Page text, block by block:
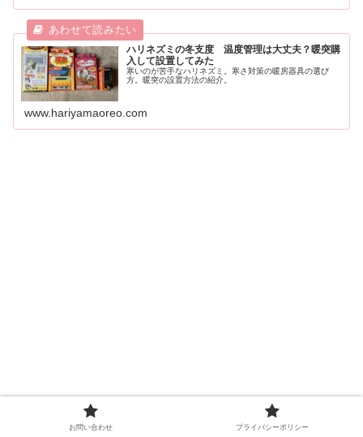
ハリネズミの冬支度 温度管理は大丈夫？暖突購
入して設置してみた
寒いのが苦手なハリネズミ。寒さ対策の暖房器具の選び
方。暖突の設置方法の紹介。
www.hariyamaoreo.com
お問い合わせ プライバシーポリシー